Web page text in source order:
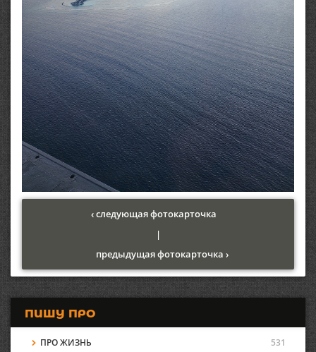
‹ следующая фотокарточка
|
предыдущая фотокарточка ›
ПИШУ ПРО
ПРО ЖИЗНЬ 531